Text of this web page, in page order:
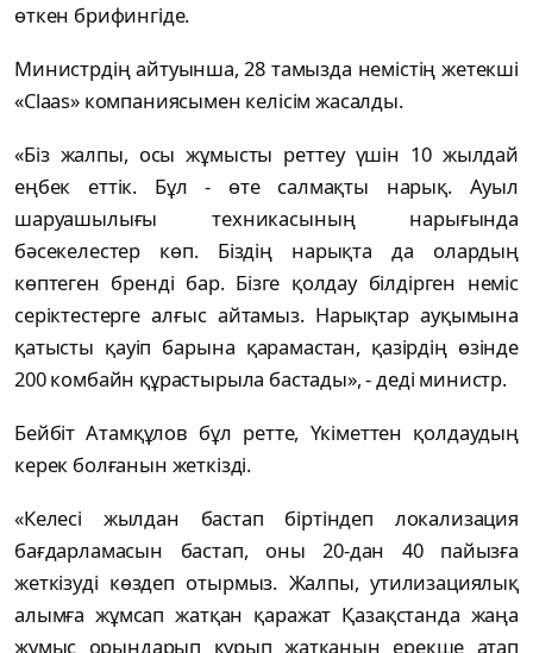
өткен брифингіде.
Министрдің айтуынша, 28 тамызда немістің жетекші
«Claas» компаниясымен келісім жасалды.
«Біз жалпы, осы жұмысты реттеу үшін 10 жылдай
еңбек еттік. Бұл - өте салмақты нарық. Ауыл
шаруашылығы техникасының нарығында
бәсекелестер көп. Біздің нарықта да олардың
көптеген бренді бар. Бізге қолдау білдірген неміс
серіктестерге алғыс айтамыз. Нарықтар ауқымына
қатысты қауіп барына қарамастан, қазірдің өзінде
200 комбайн құрастырыла бастады», - деді министр.
Бейбіт Атамқұлов бұл ретте, Үкіметтен қолдаудың
керек болғанын жеткізді.
«Келесі жылдан бастап біртіндеп локализация
бағдарламасын бастап, оны 20-дан 40 пайызға
жеткізуді көздеп отырмыз. Жалпы, утилизациялық
алымға жұмсап жатқан қаражат Қазақстанда жаңа
жұмыс орындарып құрып жатқанын ерекше атап